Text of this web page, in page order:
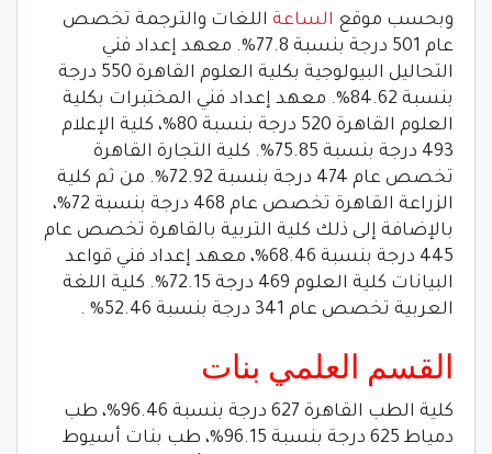
وبحسب موقع الساعة اللغات والترجمة تخصص
عام 501 درجة بنسبة 77.8%. معهد إعداد فني
التحاليل البيولوجية بكلية العلوم القاهرة 550 درجة
بنسبة 84.62%. معهد إعداد فني المختبرات بكلية
العلوم القاهرة 520 درجة بنسبة 80%، كلية الإعلام
493 درجة بنسبة 75.85%. كلية التجارة القاهرة
تخصص عام 474 درجة بنسبة 72.92%. من ثم كلية
الزراعة القاهرة تخصص عام 468 درجة بنسبة 72%،
بالإضافة إلى ذلك كلية التربية بالقاهرة تخصص عام
445 درجة بنسبة 68.46%، معهد إعداد فني قواعد
البيانات كلية العلوم 469 درجة 72.15%. كلية اللغة
العربية تخصص عام 341 درجة بنسبة 52.46% .
القسم العلمي بنات
كلية الطب القاهرة 627 درجة بنسبة 96.46%، طب
دمياط 625 درجة بنسبة 96.15%، طب بنات أسيوط